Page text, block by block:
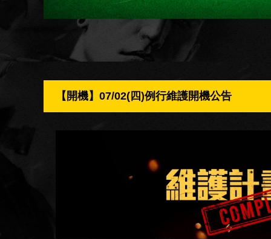
【開機】07/02(四)例行維護開機公告